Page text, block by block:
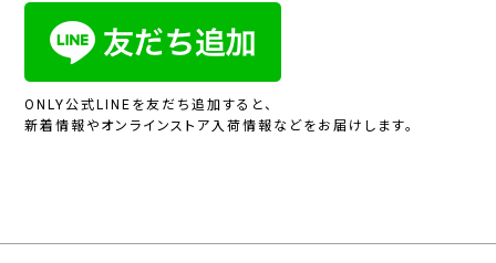
ONLY公式LINEを友だち追加すると、
新着情報やオンラインストア入荷情報などをお届けします。